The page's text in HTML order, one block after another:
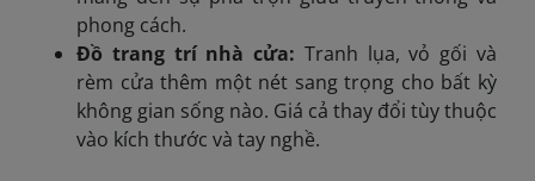
phong cách.
Đồ trang trí nhà cửa: Tranh lụa, vỏ gối và
rèm cửa thêm một nét sang trọng cho bất kỳ
không gian sống nào. Giá cả thay đổi tùy thuộc
vào kích thước và tay nghề.